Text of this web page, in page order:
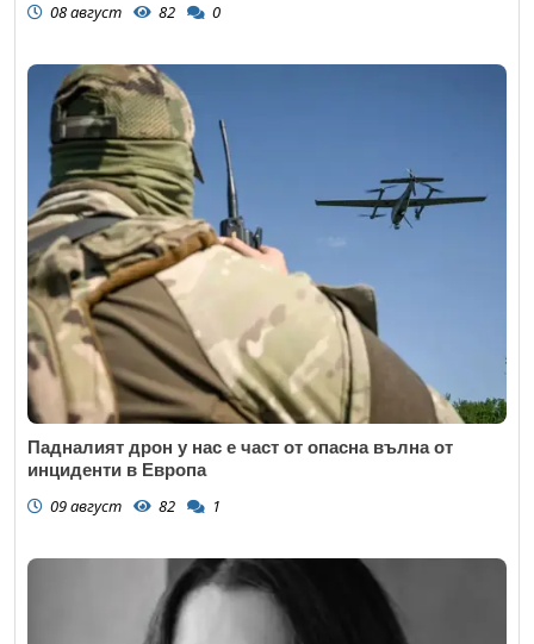
08 август 82 0
Падналият дрон у нас е част от опасна вълна от
инциденти в Европа
09 август 82 1